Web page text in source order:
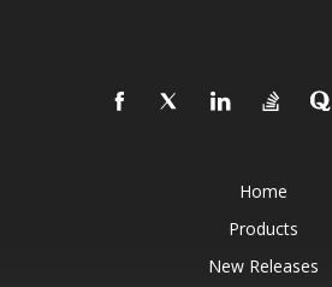
Home
Products
New Releases